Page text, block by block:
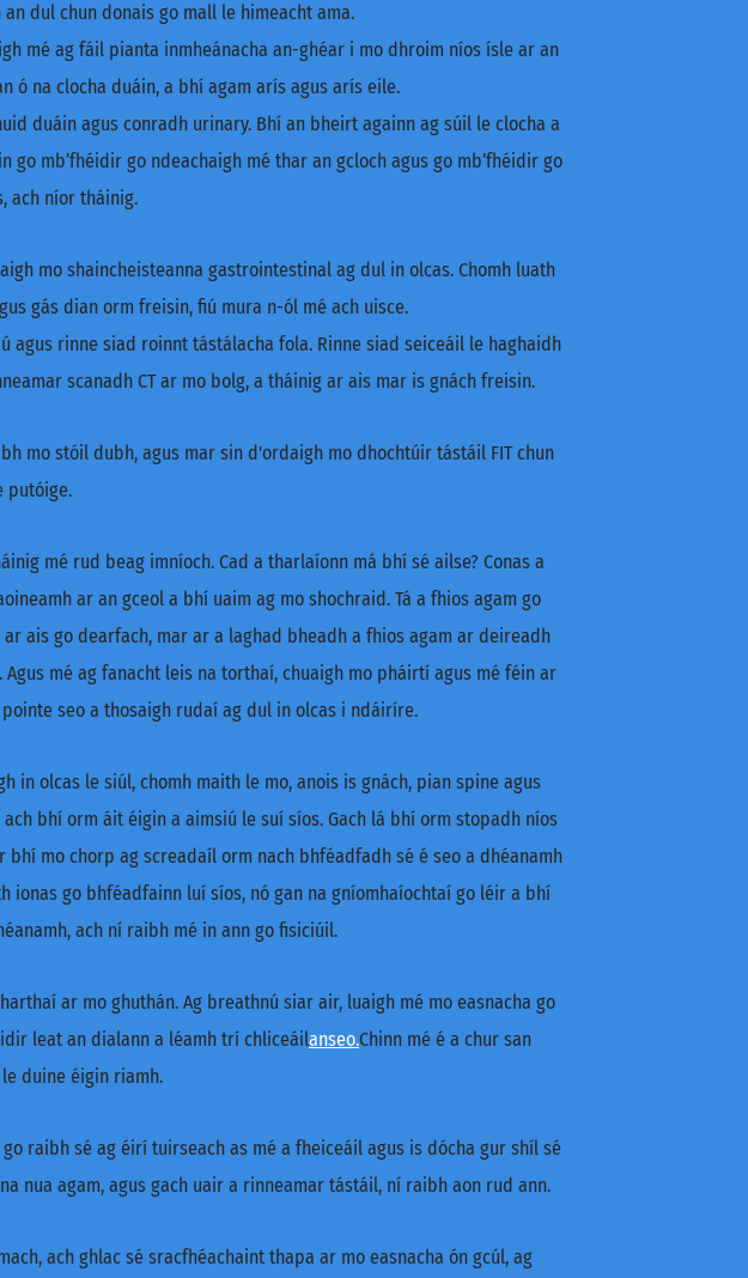
dul chun donais go mall le himeacht ama.
mé ag fáil pianta inmheánacha an-ghéar i mo dhroim níos ísle ar an
ó na clocha duáin, a bhí agam arís agus arís eile.
duáin agus conradh urinary. Bhí an bheirt againn ag súil le clocha a
mb’fhéidir go ndeachaigh mé thar an gcloch agus go mb’fhéidir go
ach níor tháinig.
mo shaincheisteanna gastrointestinal ag dul in olcas. Chomh luath
gás dian orm freisin, fiú mura n-ól mé ach uisce.
agus rinne siad roinnt tástálacha fola. Rinne siad seiceáil le haghaidh
scanadh CT ar mo bolg, a tháinig ar ais mar is gnách freisin.
mo stóil dubh, agus mar sin d'ordaigh mo dhochtúir tástáil FIT chun
putóige.
mé rud beag imníoch. Cad a tharlaíonn má bhí sé ailse? Conas a
ar an gceol a bhí uaim ag mo shochraid. Tá a fhios agam go
ais go dearfach, mar ar a laghad bheadh a fhios agam ar deireadh
mé ag fanacht leis na torthaí, chuaigh mo pháirtí agus mé féin ar
seo a thosaigh rudaí ag dul in olcas i ndáiríre.
olcas le siúl, chomh maith le mo, anois is gnách, pian spine agus
bhí orm áit éigin a aimsiú le suí síos. Gach lá bhí orm stopadh níos
mo chorp ag screadaíl orm nach bhféadfadh sé é seo a dhéanamh
go bhféadfainn luí síos, nó gan na gníomhaíochtaí go léir a bhí
ach ní raibh mé in ann go fisiciúil.
ar mo ghuthán. Ag breathnú siar air, luaigh mé mo easnacha go
leat an dialann a léamh trí chliceáilanseo.Chinn mé é a chur san
duine éigin riamh.
raibh sé ag éirí tuirseach as mé a fheiceáil agus is dócha gur shíl sé
nua agam, agus gach uair a rinneamar tástáil, ní raibh aon rud ann.
ach ghlac sé sracfhéachaint thapa ar mo easnacha ón gcúl, ag